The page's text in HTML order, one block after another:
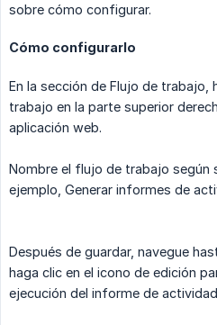
sobre cómo configurar.
Cómo configurarlo
En la sección de Flujo de trabajo,
trabajo en la parte superior
aplicación web.
Nombre el flujo de trabajo según
ejemplo, Generar informes de
Después de guardar, navegue
haga clic en el icono de edición
ejecución del informe de